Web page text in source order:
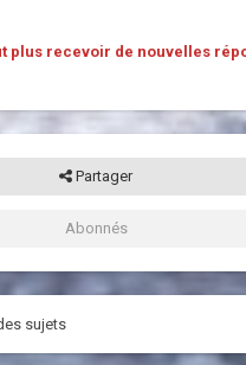
plus recevoir de nouvelles
Partager
Abonnés
sujets